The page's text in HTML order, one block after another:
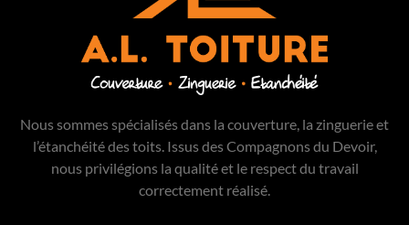
et de sa valorisation. C’est pourquoi nous
proposons aussi des solutions d’ isolation
performantes
, intégrées à nos prestations
de couverture, pour améliorer votre bien-
Nous sommes spécialisés dans la couverture, la zinguerie et
l’étanchéité des toits. Issus des Compagnons du Devoir,
nous privilégions la qualité et le respect du travail
correctement réalisé.